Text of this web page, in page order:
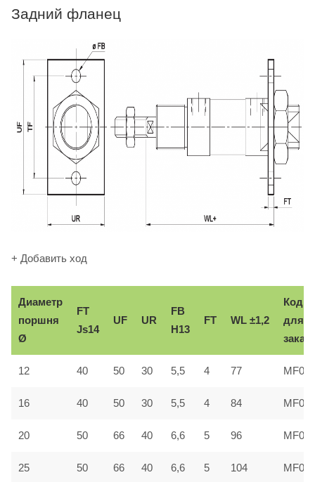
Задний фланец
+ Добавить ход
Диаметр
поршня
Ø
FT
Js14
UF UR
FB
H13
FT WL ±1,2
Код
для
заказа
12 40 50 30 5,5 4 77 MF016
16 40 50 30 5,5 4 84 MF016
20 50 66 40 6,6 5 96 MF022
25 50 66 40 6,6 5 104 MF022